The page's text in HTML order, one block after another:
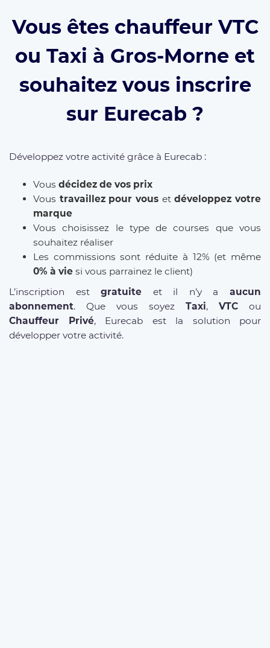
Vous êtes chauffeur VTC
ou Taxi à Gros-Morne et
souhaitez vous inscrire
sur Eurecab ?
Développez votre activité grâce à Eurecab :
Vous décidez de vos prix
Vous travaillez pour vous etdéveloppez votre
marque
Vous choisissez le type de courses que vous
souhaitez réaliser
Les commissions sont réduite à 12% (et même
0% à vie si vous parrainez le client)
L’inscription estgratuite et il n’y aaucun
abonnement. Que vous soyez Taxi, VTC ou
Chauffeur Privé, Eurecab est la solution pour
développer votre activité.